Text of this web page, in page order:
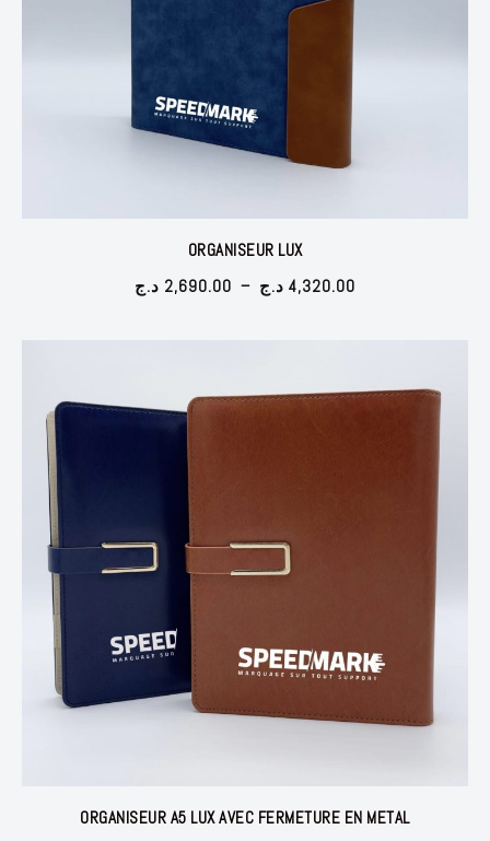
ORGANISEUR LUX
2,690.00 د.ج – 4,320.00 د.ج
4,320.00 د.ج
ORGANISEUR A5 LUX AVEC FERMETURE EN METAL